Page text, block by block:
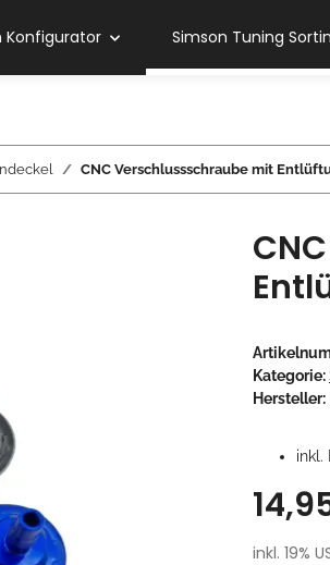
Simson Tuning
CNC Verschlussschraube mit
Kategorie:
Hersteller:
inkl.
inkl. 19%